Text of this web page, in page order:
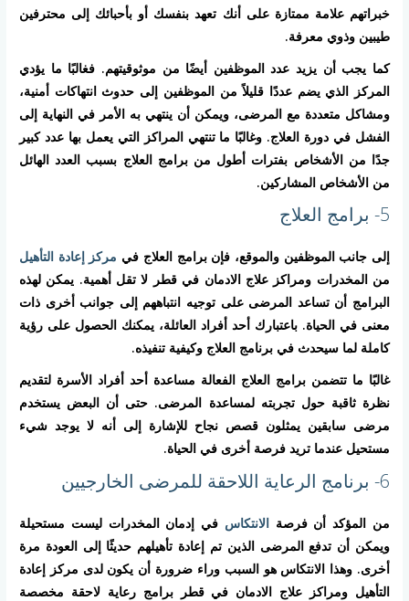
خبراتهم علامة ممتازة على أنك تعهد بنفسك أو بأحبائك إلى محترفين
طيبين وذوي معرفة.
كما يجب أن يزيد عدد الموظفين أيضًا من موثوقيتهم. فغالبًا ما يؤدي
المركز الذي يضم عددًا قليلاً من الموظفين إلى حدوث انتهاكات أمنية،
ومشاكل متعددة مع المرضى، ويمكن أن ينتهي به الأمر في النهاية إلى
الفشل في دورة العلاج. وغالبًا ما تنتهي المراكز التي يعمل بها عدد كبير
جدًا من الأشخاص بفترات أطول من برامج العلاج بسبب العدد الهائل
من الأشخاص المشاركين.
5- برامج العلاج
إلى جانب الموظفين والموقع، فإن برامج العلاج في مركز إعادة التأهيل
من المخدرات ومراكز علاج الادمان في قطر لا تقل أهمية. يمكن لهذه
البرامج أن تساعد المرضى على توجيه انتباههم إلى جوانب أخرى ذات
معنى في الحياة. باعتبارك أحد أفراد العائلة، يمكنك الحصول على رؤية
كاملة لما سيحدث في برنامج العلاج وكيفية تنفيذه.
غالبًا ما تتضمن برامج العلاج الفعالة مساعدة أحد أفراد الأسرة لتقديم
نظرة ثاقبة حول تجربته لمساعدة المرضى. حتى أن البعض يستخدم
مرضى سابقين يمثلون قصص نجاح للإشارة إلى أنه لا يوجد شيء
مستحيل عندما تريد فرصة أخرى في الحياة.
6- برنامج الرعاية اللاحقة للمرضى الخارجيين
من المؤكد أن فرصةالانتكاس في إدمان المخدرات ليست مستحيلة
ويمكن أن تدفع المرضى الذين تم إعادة تأهيلهم حديثًا إلى العودة مرة
أخرى. وهذا الانتكاس هو السبب وراء ضرورة أن يكون لدى مركز إعادة
التأهيل ومراكز علاج الادمان في قطر برامج رعاية لاحقة مخصصة